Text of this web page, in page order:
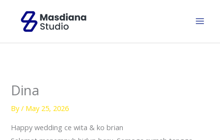
content
Dina
By/ May 25, 2026
Happy wedding ce wita & ko brian